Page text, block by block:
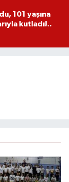
101 yaşına
kutladı!..